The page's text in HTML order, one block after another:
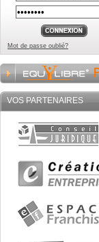
Mot de passe oublié?
VOS PARTENAIRES